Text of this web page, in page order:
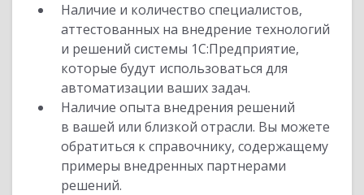
Наличие и количество специалистов,
аттестованных на внедрение технологий
и решений системы 1С:Предприятие,
которые будут использоваться для
автоматизации ваших задач.
Наличие опыта внедрения решений
в вашей или близкой отрасли. Вы можете
обратиться к справочнику, содержащему
примеры внедренных партнерами
решений.